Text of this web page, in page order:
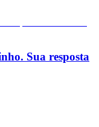
Sua resposta